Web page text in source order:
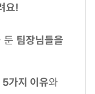
요!
둔 팀장님들을
가지 이유와